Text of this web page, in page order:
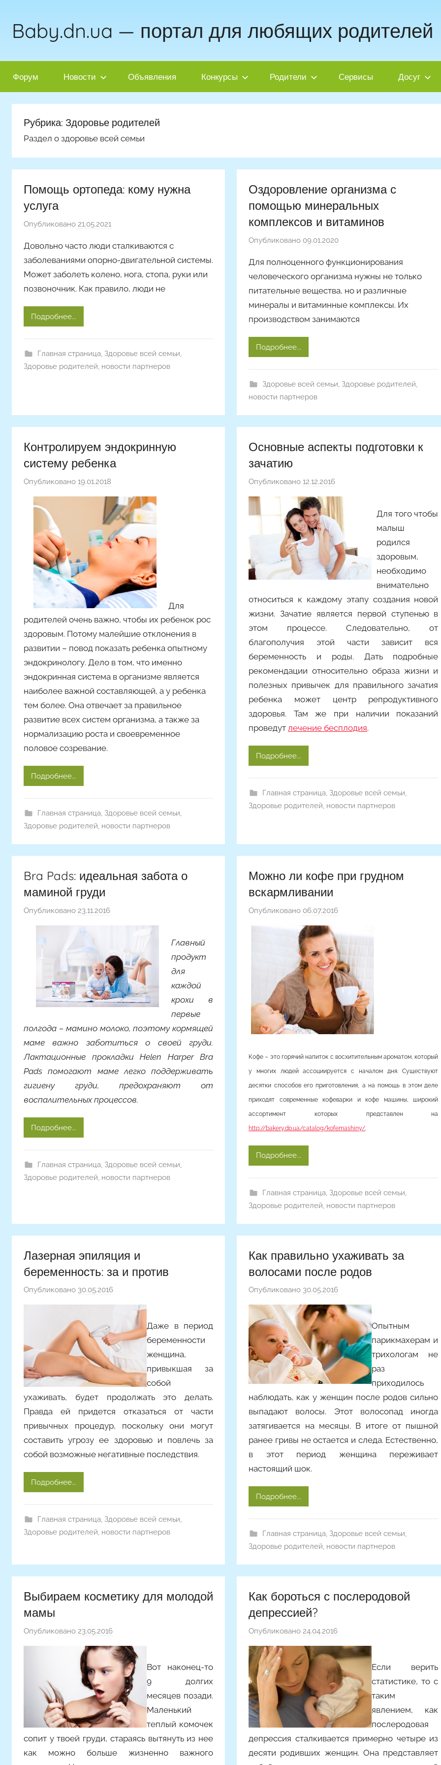
содержимому
Baby.dn.ua — портал для любящих родителей
Форум Новости Объявления Конкурсы Родители Сервисы Досуг
Рубрика: Здоровье родителей
Раздел о здоровье всей семьи
Помощь ортопеда: кому нужна
услуга
Опубликовано 21.05.2021
т
о
р
о
o
n
Довольно часто люди сталкиваются с
заболеваниями опорно-двигательной системы.
Может заболеть колено, нога, стопа, руки или
позвоночник. Как правило, люди не
Подробнее...
Главная страница, Здоровье всей семьи,
Здоровье родителей, новости партнеров
Оздоровление организма с
помощью минеральных
комплексов и витаминов
Опубликовано 09.01.2020
т
о
р
о
м
n
Для полноценного функционирования
человеческого организма нужны не только
питательные вещества, но и различные
минералы и витаминные комплексы. Их
производством занимаются
Подробнее...
Здоровье всей семьи, Здоровье родителей,
новости партнеров
Контролируем эндокринную
систему ребенка
Опубликовано 19.01.2018
т
о
р
о
A
l
y
o
n
a
Для
родителей очень важно, чтобы их ребенок рос
здоровым. Потому малейшие отклонения в
развитии – повод показать ребенка опытному
эндокринологу. Дело в том, что именно
эндокринная система в организме является
наиболее важной составляющей, а у ребенка
тем более. Она отвечает за правильное
развитие всех систем организма, а также за
нормализацию роста и своевременное
половое созревание.
Подробнее...
Главная страница, Здоровье всей семьи,
Здоровье родителей, новости партнеров
Основные аспекты подготовки к
зачатию
Опубликовано12.12.2016
о
о
м
A
y
Для того чтобы
малыш
родился
здоровым,
необходимо
внимательно
относиться к каждому этапу создания новой
жизни. Зачатие является первой ступенью в
этом процессе. Следовательно, от
благополучия этой части зависит вся
беременность и роды. Дать подробные
рекомендации относительно образа жизни и
полезных привычек для правильного зачатия
ребенка может центр репродуктивного
здоровья. Там же при наличии показаний
проведут лечение бесплодия.
Подробнее...
Главная страница, Здоровье всей семьи,
Здоровье родителей, новости партнеров
Bra Pads: идеальная забота о
маминой груди
Опубликовано 23.11.2016
р
о
м
A
y
Главный
продукт
для
каждой
крохи в
первые
полгода – мамино молоко, поэтому кормящей
маме важно заботиться о своей груди.
Лактационные прокладки Helen Harper Bra
Pads помогают маме легко поддерживать
гигиену груди, предохраняют от
воспалительных процессов.
Подробнее...
Главная страница, Здоровье всей семьи,
Здоровье родителей, новости партнеров
Можно ли кофе при грудном
вскармливании
Опубликовано 06.07.2016
т
о
р
о
м
Y
a
n
Кофе – это горячий напиток с восхитительным ароматом, который
у многих людей ассоциируется с началом дня. Существуют
десятки способов его приготовления, а на помощь в этом деле
приходят современные кофеварки и кофе машины, широкий
ассортимент которых представлен на
http://bakery.dp.ua/catalog/kofemashiny/.
Подробнее...
Главная страница Здоровье всей семьи
Здоровье родителей новости партнеров
Лазерная эпиляция и
беременность: за и против
Опубликовано 30.05.2016
в
р
о
м
Y
n
a
Даже в период
беременности
женщина,
привыкшая за
собой
ухаживать, будет продолжать это делать.
Правда ей придется отказаться от части
привычных процедур, поскольку они могут
составить угрозу ее здоровью и повлечь за
собой возможные негативные последствия.
Подробнее...
Главная страница, Здоровье всей семьи,
Здоровье родителей, новости партнеров
Как правильно ухаживать за
волосами после родов
Опубликовано 30.05.2016
в
т
о
р
о
n
a
Опытным
парикмахерам и
трихологам не
раз
приходилось
наблюдать, как у женщин после родов сильно
выпадают волосы. Этот волосопад иногда
затягивается на месяцы. В итоге от пышной
ранее гривы не остается и следа. Естественно,
в этот период женщина переживает
настоящий шок.
Подробнее...
Главная страница, Здоровье всей семьи,
Здоровье родителей, новости партнеров
Выбираем косметику для молодой
мамы
Опубликовано 23.05.2016
в
т
о
р
о
м
Y
Вот наконец-то
9 долгих
месяцев позади.
Маленький
теплый комочек
сопит у твоей груди, стараясь вытянуть из нее
как можно больше жизненно важного
Как бороться с послеродовой
депрессией?
Опубликовано24.04.2016
в
т
о
р
о
м
Y
Если верить
статистике, то с
таким
явлением, как
послеродовая
депрессия сталкивается примерно четыре из
десяти родивших женщин. Она представляет